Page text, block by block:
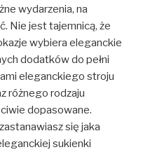
wydarzenia, na
Nie jest tajemnicą, że
wybiera eleganckie
dodatków do pełni
eleganckiego stroju
różnego rodzaju
dopasowane.
się jaka
sukienki